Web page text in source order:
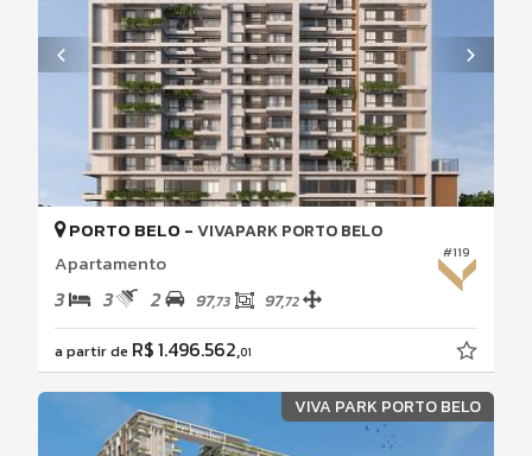
#119
PORTO BELO -VIVAPARK PORTO BELO
Apartamento
3 3 2 97,73 97,72
a partir de R$ 1.496.562,01
VIVA PARK PORTO BELO